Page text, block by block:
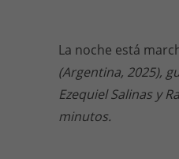
La noche está
(Argentina, 2025),
Ezequiel Salinas y
minutos.